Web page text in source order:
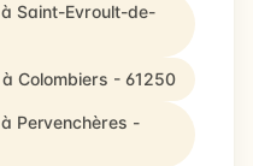
Saint-Evroult-de-
Colombiers - 61250
Pervenchères -